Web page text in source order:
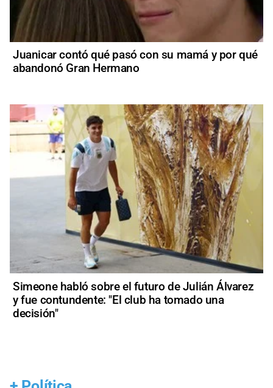
Juanicar contó qué pasó con su mamá y por qué
abandonó Gran Hermano
Simeone habló sobre el futuro de Julián Álvarez
y fue contundente: "El club ha tomado una
decisión"